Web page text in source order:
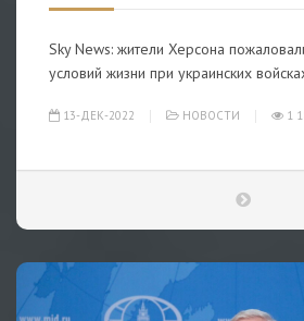
Sky News: жители Херсона
условий жизни при украинских
13-ДЕК-2022 НОВОСТИ 1